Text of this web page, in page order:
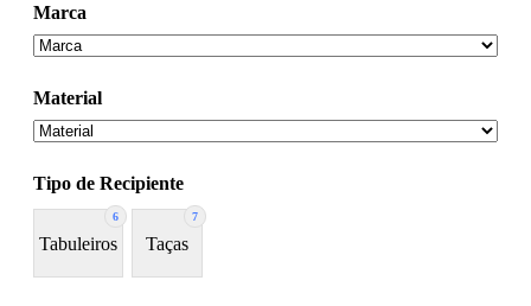
Marca
Material
Tipo de Recipiente
6
Tabuleiros
7
Taças